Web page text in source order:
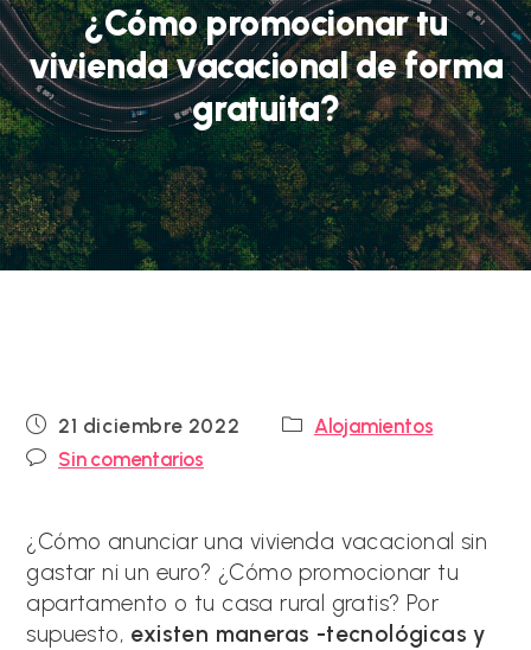
¿Cómo promocionar tu
vivienda vacacional de forma
gratuita?
Publicación
de
la
21 diciembre 2022
Categoría
Alojamientos
Comentarios
Sin comentarios
¿Cómo anunciar una vivienda vacacional sin
gastar ni un euro? ¿Cómo promocionar tu
apartamento o tu casa rural gratis? Por
supuesto, existen maneras -tecnológicas y